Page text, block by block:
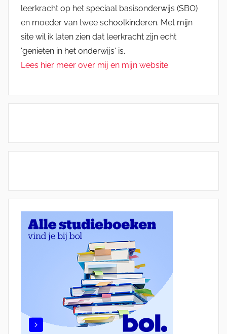
leerkracht op het speciaal basisonderwijs (SBO)
en moeder van twee schoolkinderen. Met mijn
site wil ik laten zien dat leerkracht zijn echt
'genieten in het onderwijs' is.
Lees hier meer over mij en mijn website.